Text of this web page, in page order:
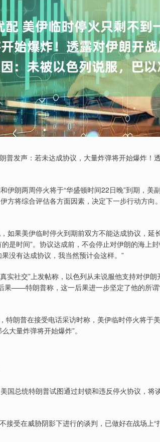
普发声：若未达成协议，大量炸弹将开始爆炸！
伊朗两周停火将于“华盛顿时间22日晚”到期，美
方将综合评估各方面因素，决定下一步行动方向
如果美伊临时停火到期前双方不能达成协议，延
是时间”。协议达成前，不会停止对伊朗的海上
没有达成协议，我当然预计会这样。”
实社交”上发帖称，以色列从未说服他支持对伊
果——特朗普称，这一后果进一步坚定了他的所谓
特朗普在接受电话采访时称，美伊临时停火将于
大量炸弹将开始爆炸”。
国总统特朗普试图通过封锁和违反停火协议，将
受在威胁阴影下进行的谈判，已做好在战场上“